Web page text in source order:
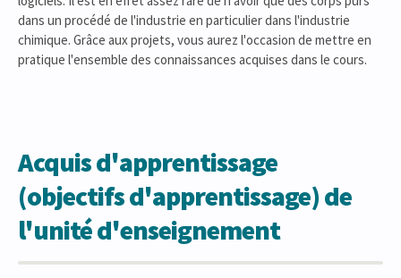
dans un procédé de l'industrie en particulier dans l'industrie
chimique. Grâce aux projets, vous aurez l'occasion de mettre en
pratique l'ensemble des connaissances acquises dans le cours.
Acquis d'apprentissage
(objectifs d'apprentissage) de
l'unité d'enseignement